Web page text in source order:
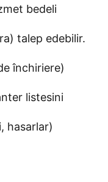
bedeli
talep edebilir.
închiriere)
listesini
hasarlar)